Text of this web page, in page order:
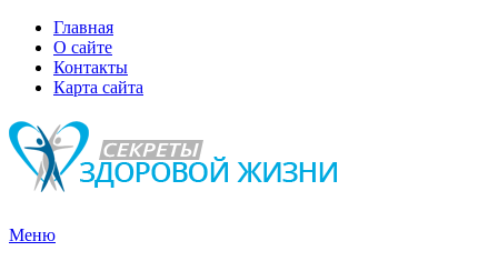
Главная
О сайте
Контакты
Карта сайта
Меню